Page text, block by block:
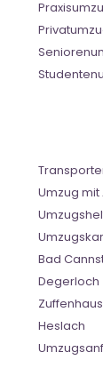
Umzug
Bad
Degerloch
Heslach